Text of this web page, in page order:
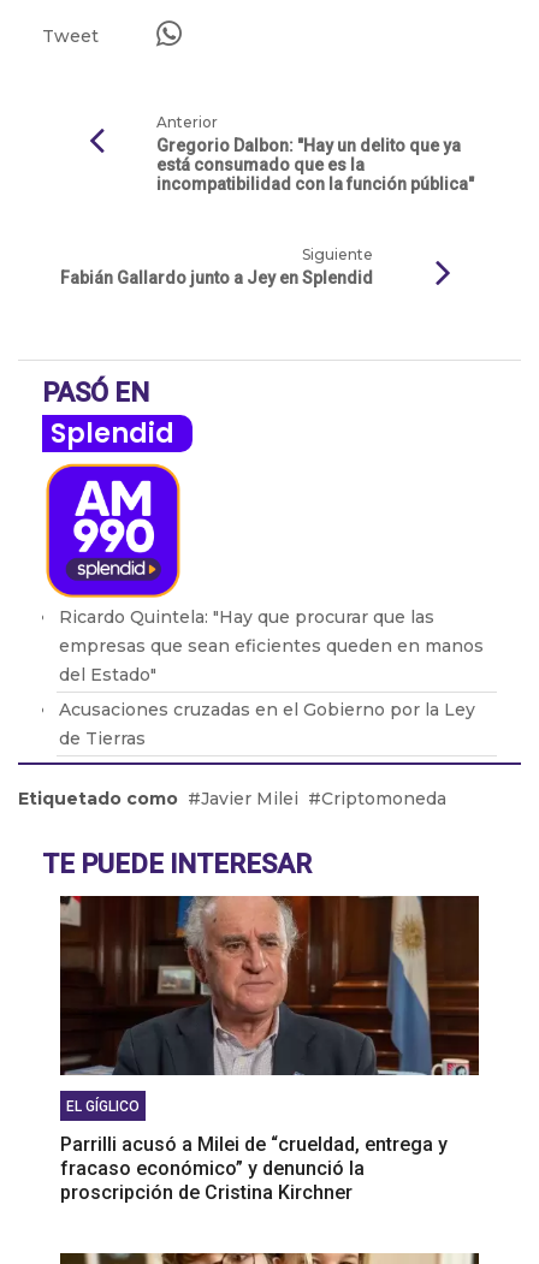
Tweet
Anterior
Gregorio Dalbon: "Hay un delito que ya
está consumado que es la
incompatibilidad con la función pública"
Siguiente
Fabián Gallardo junto a Jey en Splendid
PASÓ EN
Splendid
Ricardo Quintela: "Hay que procurar que las
empresas que sean eficientes queden en manos
del Estado"
Acusaciones cruzadas en el Gobierno por la Ley
de Tierras
los dichos de Milei
volvió un problema
El drama de los 9 en Boca: De la lesión de Cavani
al presente de Bareiro
Etiquetado como Javier Milei Criptomoneda
TE PUEDE INTERESAR
EL GÍGLICO
Parrilli acusó a Milei de “crueldad, entrega y
fracaso económico” y denunció la
proscripción de Cristina Kirchner